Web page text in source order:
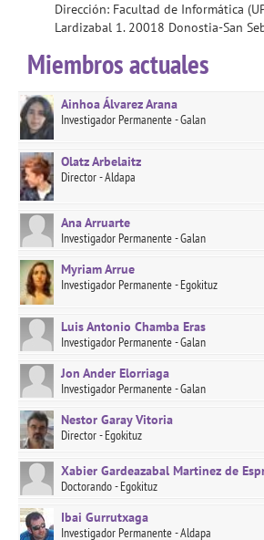
Dirección: Facultad de Informática
Lardizabal 1. 20018 Donostia-San
Miembros actuales
Ainhoa Álvarez Arana
Investigador Permanente - Galan
Olatz Arbelaitz
Director - Aldapa
Ana Arruarte
Investigador Permanente - Galan
Myriam Arrue
Investigador Permanente - Egokituz
Luis Antonio Chamba Eras
Investigador Permanente - Galan
Jon Ander Elorriaga
Investigador Permanente - Galan
Nestor Garay Vitoria
Director - Egokituz
Xabier Gardeazabal Martinez de
Doctorando - Egokituz
Ibai Gurrutxaga
Investigador Permanente - Aldapa